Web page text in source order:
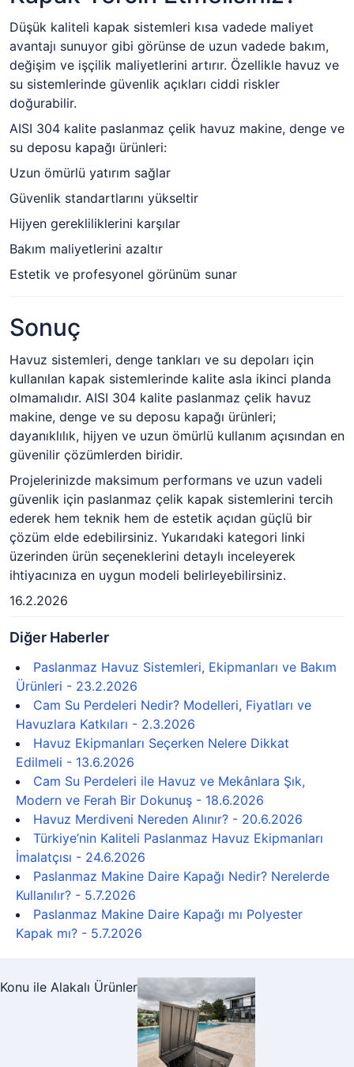
Düşük kaliteli kapak sistemleri kısa vadede maliyet
avantajı sunuyor gibi görünse de uzun vadede bakım,
değişim ve işçilik maliyetlerini artırır. Özellikle havuz ve
su sistemlerinde güvenlik açıkları ciddi riskler
doğurabilir.
AISI 304 kalite paslanmaz çelik havuz makine, denge ve
su deposu kapağı ürünleri:
Uzun ömürlü yatırım sağlar
Güvenlik standartlarını yükseltir
Hijyen gerekliliklerini karşılar
Bakım maliyetlerini azaltır
Estetik ve profesyonel görünüm sunar
Sonuç
Havuz sistemleri, denge tankları ve su depoları için
kullanılan kapak sistemlerinde kalite asla ikinci planda
olmamalıdır. AISI 304 kalite paslanmaz çelik havuz
makine, denge ve su deposu kapağı ürünleri;
dayanıklılık, hijyen ve uzun ömürlü kullanım açısından en
güvenilir çözümlerden biridir.
Projelerinizde maksimum performans ve uzun vadeli
güvenlik için paslanmaz çelik kapak sistemlerini tercih
ederek hem teknik hem de estetik açıdan güçlü bir
çözüm elde edebilirsiniz. Yukarıdaki kategori linki
üzerinden ürün seçeneklerini detaylı inceleyerek
ihtiyacınıza en uygun modeli belirleyebilirsiniz.
16.2.2026
Diğer Haberler
Paslanmaz Havuz Sistemleri, Ekipmanları ve Bakım
Ürünleri - 23.2.2026
Cam Su Perdeleri Nedir? Modelleri, Fiyatları ve
Havuzlara Katkıları - 2.3.2026
Havuz Ekipmanları Seçerken Nelere Dikkat
Edilmeli - 13.6.2026
Cam Su Perdeleri ile Havuz ve Mekânlara Şık,
Modern ve Ferah Bir Dokunuş - 18.6.2026
Havuz Merdiveni Nereden Alınır? - 20.6.2026
Türkiye’nin Kaliteli Paslanmaz Havuz Ekipmanları
İmalatçısı - 24.6.2026
Paslanmaz Makine Daire Kapağı Nedir? Nerelerde
Kullanılır? - 5.7.2026
Paslanmaz Makine Daire Kapağı mı Polyester
Kapak mı? - 5.7.2026
Konu ile Alakalı Ürünler